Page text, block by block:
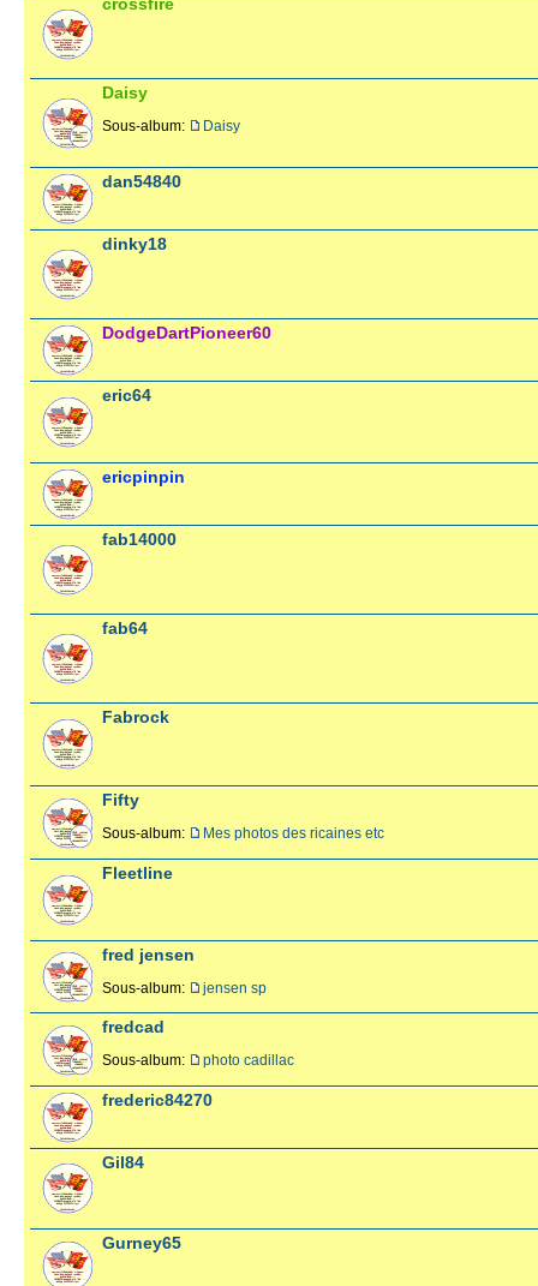
crossfire
Daisy
Sous-album: Daisy
dan54840
dinky18
DodgeDartPioneer60
eric64
ericpinpin
fab14000
fab64
Fabrock
Fifty
Sous-album: Mes photos des ricaines etc
Fleetline
fred jensen
Sous-album: jensen sp
fredcad
Sous-album: photo cadillac
frederic84270
Gil84
Gurney65